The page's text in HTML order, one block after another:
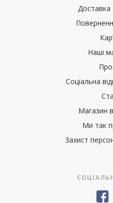
Доставка
Наші
Соціальна
Магазин
Ми так
Захист